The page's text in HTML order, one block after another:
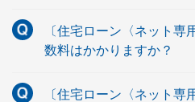
〔住宅ローン〈ネット専
数料はかかりますか？
〔住宅ローン〈ネット専